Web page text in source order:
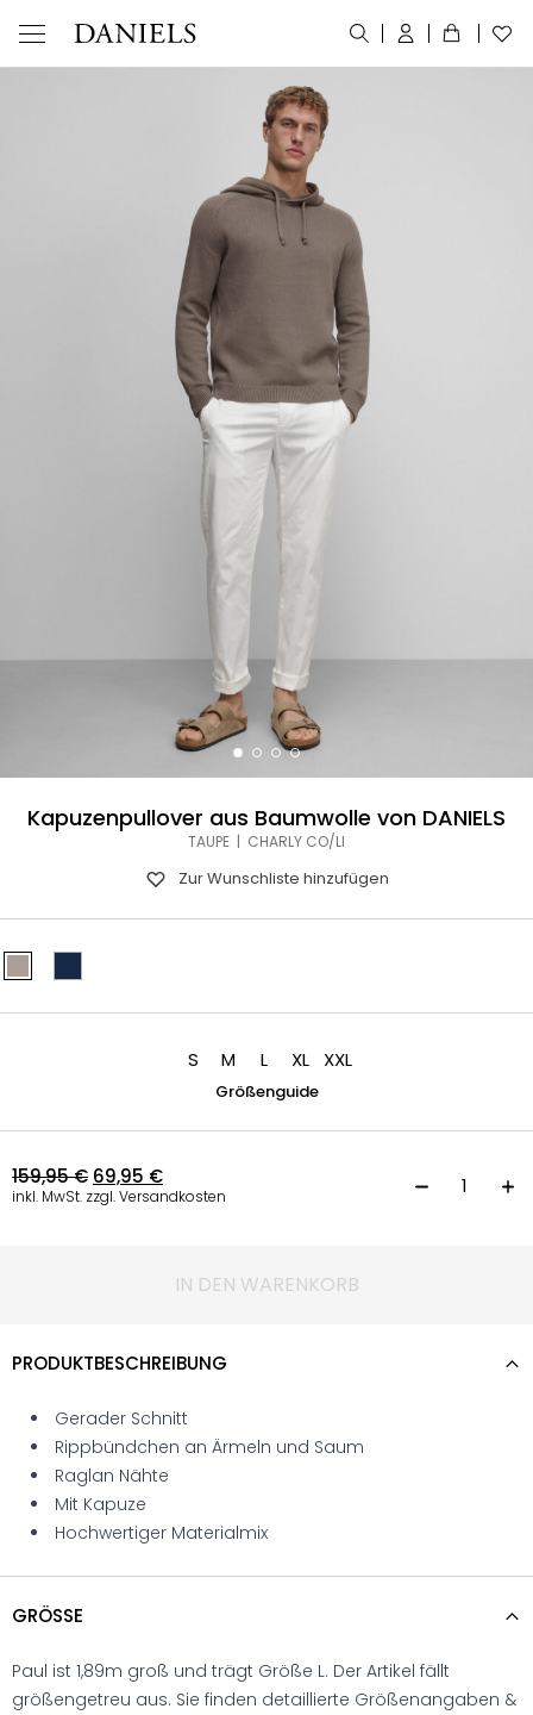
Kapuzenpullover aus Baumwolle von DANIELS
TAUPE | CHARLY CO/LI
Zur Wunschliste hinzufügen
S M L XL XXL
Größenguide
159,95€ 69,95 €
inkl. MwSt. zzgl. Versandkosten
IN DEN WARENKORB
PRODUKTBESCHREIBUNG
Gerader Schnitt
Rippbündchen an Ärmeln und Saum
Raglan Nähte
Mit Kapuze
Hochwertiger Materialmix
GRÖSSE
Paul ist 1,89m groß und trägt Größe L. Der Artikel fällt
größengetreu aus. Sie finden detaillierte Größenangaben &